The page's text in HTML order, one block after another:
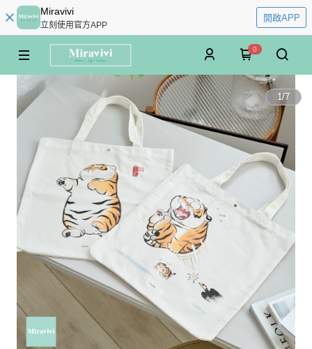
Miravivi
立刻使用官方APP
開啟APP
0
1/7